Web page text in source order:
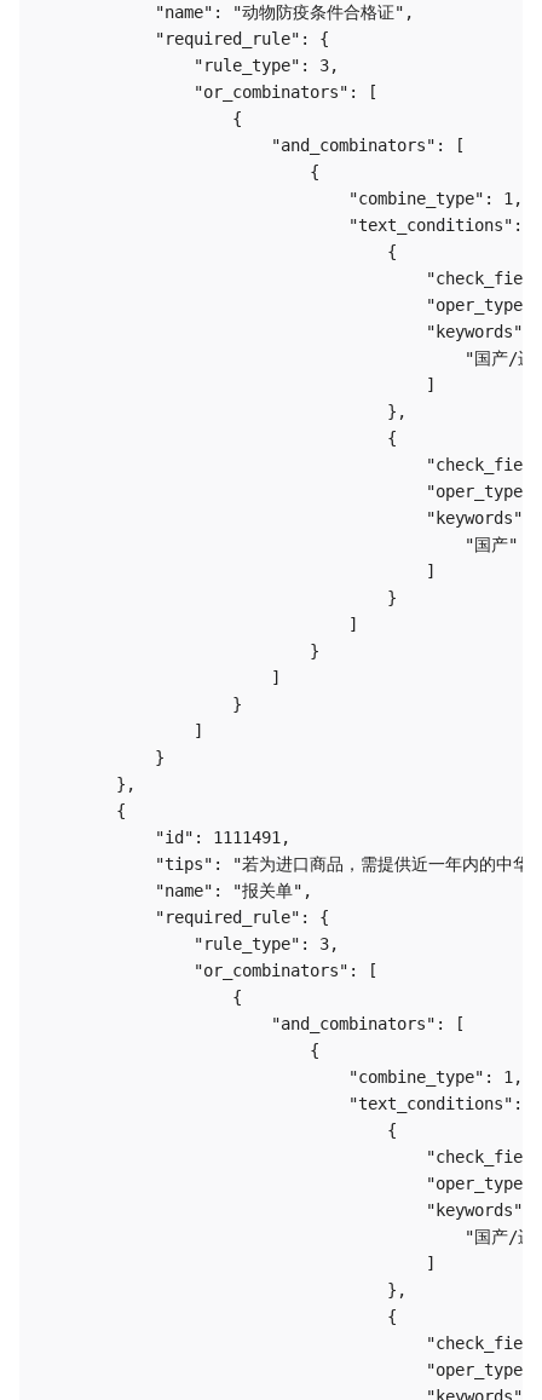
            "name": "动物防疫条件合格证",
            "required_rule": {
                "rule_type": 3,
                "or_combinators": [
                    {
                        "and_combinators": [
                            {
                                "combine_type": 1,
                                "text_conditions": [
                                    {
"keywords":
"国产/进
                                        ]
                                    },
                                    {
"keywords":
                                            "国产"
                                        ]
                                    }
                                ]
                            }
                        ]
                    }
                ]
            }
        },
        {
            "id": 1111491,
"tips": "若为进口商品，需提供近一年内的中华
            "name": "报关单",
            "required_rule": {
                "rule_type": 3,
                "or_combinators": [
                    {
                        "and_combinators": [
                            {
                                "combine_type": 1,
                                "text_conditions": [
                                    {
"keywords":
"国产/进
                                        ]
                                    },
                                    {
"keywords":